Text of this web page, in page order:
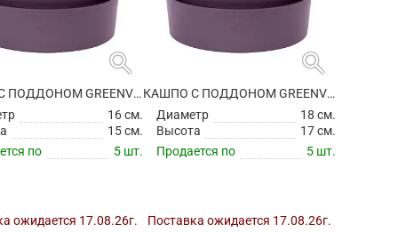
search
КАШПО С ПОДДОНОМ GREENVILLE ROUND VINTAGE PLUM
16 см.
15 см.
по
5 шт.
ожидается 17.08.26г.
search
КАШПО С ПОДДОНОМ GREENVILLE ROUND VINTAGE PLUM
Диаметр
18 см.
Высота
17 см.
Продается по
5 шт.
Поставка ожидается 17.08.26г.